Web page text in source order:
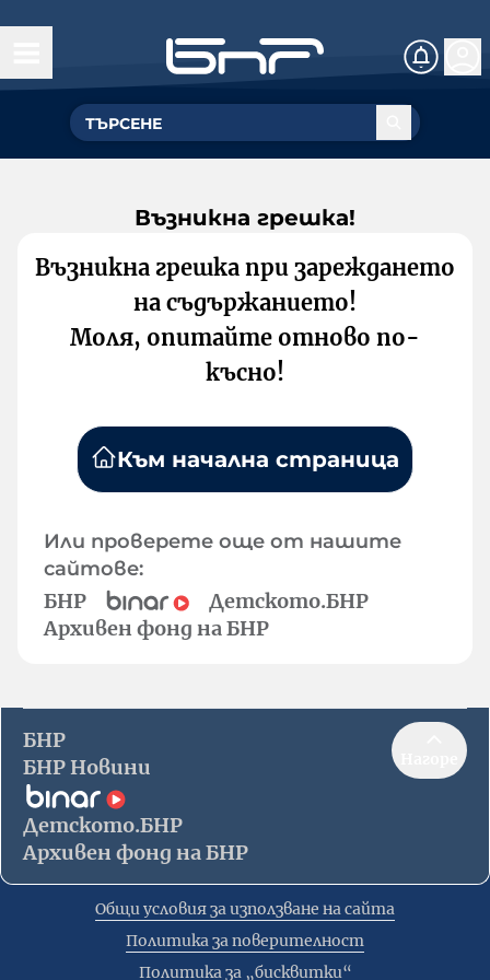
Възникна грешка!
Възникна грешка при зареждането
на съдържанието!
Моля, опитайте отново по-
късно!
Към начална страница
Или проверете още от нашите
сайтове:
БНР
Детското.БНР
Архивен фонд на БНР
БНР
БНР Новини
Детското.БНР
Архивен фонд на БНР
Общи условия за използване на сайта
Политика за поверителност
Политика за „бисквитки“